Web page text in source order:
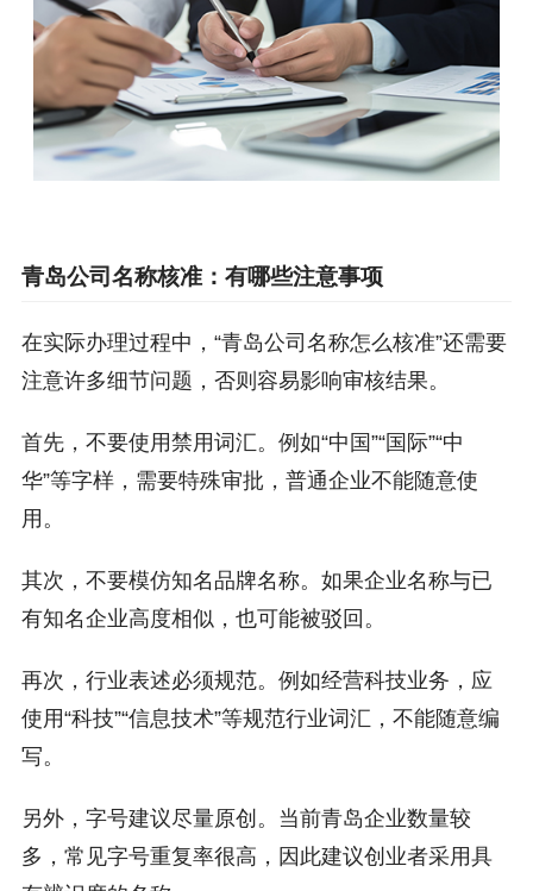
青岛公司名称核准：有哪些注意事项
在实际办理过程中，“青岛公司名称怎么核准”还需要
注意许多细节问题，否则容易影响审核结果。
首先，不要使用禁用词汇。例如“中国”“国际”“中
华”等字样，需要特殊审批，普通企业不能随意使
用。
其次，不要模仿知名品牌名称。如果企业名称与已
有知名企业高度相似，也可能被驳回。
再次，行业表述必须规范。例如经营科技业务，应
使用“科技”“信息技术”等规范行业词汇，不能随意编
写。
另外，字号建议尽量原创。当前青岛企业数量较
多，常见字号重复率很高，因此建议创业者采用具